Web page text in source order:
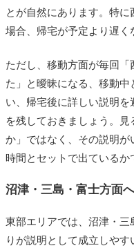
とが自然にあります。特
場合、帰宅が予定より遅く
ただし、移動方面が毎回
た」と曖昧になる、移動
い、帰宅後に詳しい説明
を残しておきましょう。
か」ではなく、その説明
時間とセットで出ているか
沼津・三島・富士方面
東部エリアでは、沼津・
りが説明として成立しや